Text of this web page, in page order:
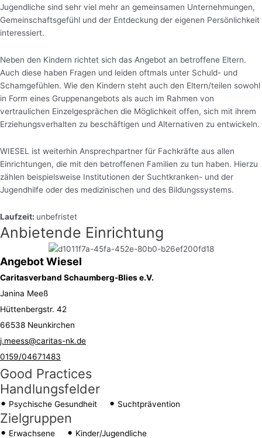
Jugendliche sind sehr viel mehr an gemeinsamen Unternehmungen,
Gemeinschaftsgefühl und der Entdeckung der eigenen Persönlichkeit
interessiert.
Neben den Kindern richtet sich das Angebot an betroffene Eltern.
Auch diese haben Fragen und leiden oftmals unter Schuld- und
Schamgefühlen. Wie den Kindern steht auch den Eltern/teilen sowohl
in Form eines Gruppenangebots als auch im Rahmen von
vertraulichen Einzelgesprächen die Möglichkeit offen, sich mit ihrem
Erziehungsverhalten zu beschäftigen und Alternativen zu entwickeln.
WIESEL ist weiterhin Ansprechpartner für Fachkräfte aus allen
Einrichtungen, die mit den betroffenen Familien zu tun haben. Hierzu
zählen beispielsweise Institutionen der Suchtkranken- und der
Jugendhilfe oder des medizinischen und des Bildungssystems.
Laufzeit: unbefristet
Anbietende Einrichtung
Angebot Wiesel
Caritasverband Schaumberg-Blies e.V.
Janina Meeß
Hüttenbergstr. 42
66538 Neunkirchen
j.meess@caritas-nk.de
0159/04671483
Good Practices
Handlungsfelder
Psychische Gesundheit Suchtprävention
Zielgruppen
Erwachsene Kinder/Jugendliche